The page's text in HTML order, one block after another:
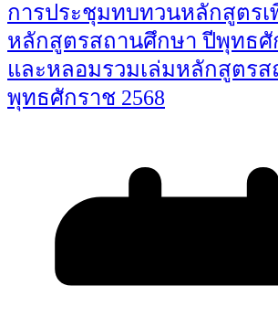
การประชุมทบทวนหลักสูตร
หลักสูตรสถานศึกษา ปีพุทธศั
และหลอมรวมเล่มหลักสูตรส
พุทธศักราช 2568